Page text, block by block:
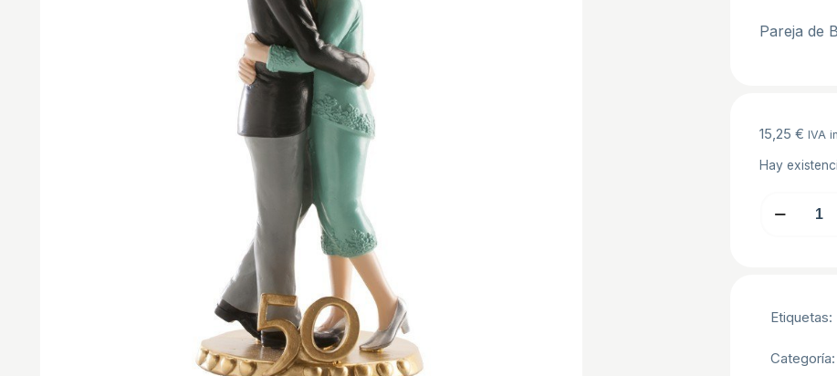
Pareja de
15,25 € IVA
Hay
20CM
Etiquetas:
Categoría: